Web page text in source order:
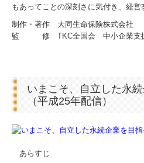
もあってことの深刻さに気付き、経営
制作・著作 大同生命保険株式会社
監 修 TKC全国会 中小企業支
いまこそ、自立した永
（平成25年配信）
あらすじ